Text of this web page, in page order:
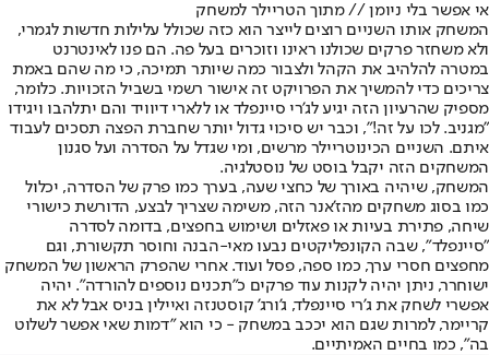
אי אפשר בלי ניומן // מתוך הטריילר למשחק
המשחק אותו השניים רוצים לייצר הוא כזה שכולל עלילות חדשות לגמרי,
ולא משחזר פרקים שכולנו ראינו וזוכרים בעל פה. הם פנו לאינטרנט
במטרה להלהיב את הקהל ולצבור כמה שיותר תמיכה, כי מה שהם באמת
צריכים כדי להמשיך את הפרויקט זה אישור רשמי בשביל הזכויות. כלומר,
מספיק שהרעיון הזה יגיע לג'רי סיינפלד או ללארי דיוויד והם יתלהבו ויגידו
"מגניב. לכו על זה!", וכבר יש סיכוי גדול יותר שחברת הפצה תסכים לעבוד
איתם. השניים הכינוטריילר מרשים, ומי שגדל על הסדרה ועל סגנון
המשחקים הזה יקבל בוסט של נוסטלגיה.
המשחק, שיהיה באורך של כחצי שעה, בערך כמו פרק של הסדרה, יכלול
כמו בסוג משחקים מהז'אנר הזה, משימה שצריך לבצע, הדורשת כישורי
שיחה, פתירת בעיות או פאזלים ושימוש בחפצים, בדומה לסדרה
"סיינפלד", שבה הקונפליקטים נבעו מאי-הבנה וחוסר תקשורת, וגם
מחפצים חסרי ערך, כמו ספה, פסל ועוד. אחרי שהפרק הראשון של המשחק
ישוחרר, ניתן יהיה לקנות עוד פרקים כ"תכנים נוספים להורדה". יהיה
אפשרי לשחק את ג'רי סיינפלד, ג'ורג' קוסטנזה ואיילין בניס אבל לא את
קריימר, למרות שגם הוא יככב במשחק - כי הוא "דמות שאי אפשר לשלוט
בה", כמו בחיים האמיתיים.